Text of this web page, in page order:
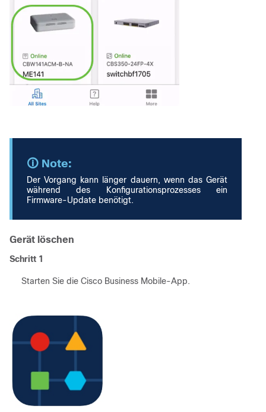
Der Vorgang kann länger dauern, wenn das Gerät
während des Konfigurationsprozesses ein
Firmware-Update benötigt.
Gerät löschen
Schritt 1
Starten Sie die Cisco Business Mobile-App.